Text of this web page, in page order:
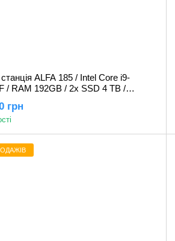
ALFA 185 / Intel Core i9-
/ RAM 192GB / 2x SSD 4 TB /
грн